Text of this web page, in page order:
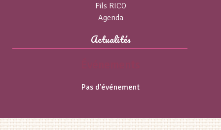
Fils RICO
Agenda
Actualités
Pas d'événement